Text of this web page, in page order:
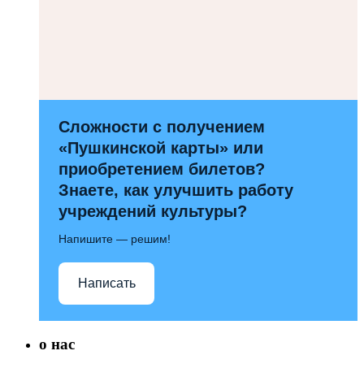
Сложности с получением
«Пушкинской карты» или
приобретением билетов?
Знаете, как улучшить работу
учреждений культуры?
Напишите — решим!
Написать
о нас